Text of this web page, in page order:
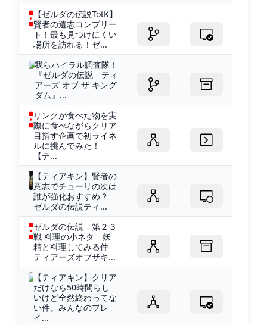
【ゼルダの伝説TotK】
賢者の遺志コンプリー
ト！最も見つけにくい
場所を訪れる！ゼ...
我らハイラル調査隊！
『ゼルダの伝説 ティ
アーズ オブ ザ キング
ダム』...
リンクが食べた物を実
際に食べながらクリア
目指す企画で初ライネ
ルに挑んでみた！
【テ...
【ティアキン】賢者の
意志でチューリの次は
誰が強化おすすめ？
ゼルダの伝説ティ...
ゼルダの伝説 第２３
戦 料理の小ネタ 妖
精と料理してみる件
ティアーズオブザキ...
【ティアキン】クリア
だけなら50時間らし
いけど全然終わってな
い件。みんなのプレ
イ...